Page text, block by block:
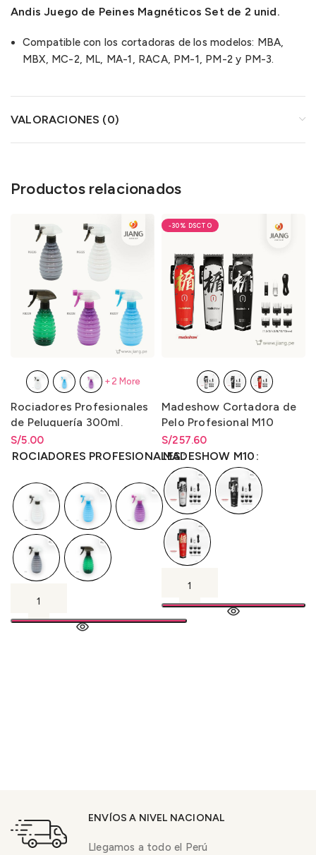
Andis Juego de Peines Magnéticos Set de 2 unid.
Compatible con los cortadoras de los modelos: MBA,
MBX, MC-2, ML, MA-1, RACA, PM-1, PM-2 y PM-3.
VALORACIONES (0)
Productos relacionados
Rociadores Profesionales
de Peluquería 300ml.
S/5.00
Rango de precios: desde
S/5.00hastaS/ 5.00
ROCIADORES PROFESIONALES
+2 More
-30%
Madeshow Cortadora de
Pelo Profesional M10
S/257.60
Rango de precios: desde
S/257.60hastaS/257.60
MADESHOW M10
ENVÍOS A NIVEL NACIONAL
Llegamos a todo el Perú